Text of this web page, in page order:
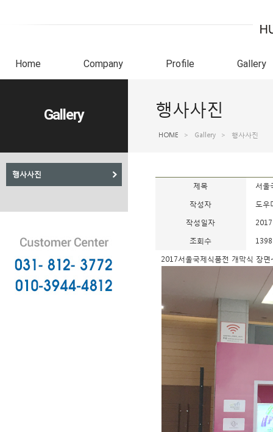
Home Company Profile Gallery
Gallery
행사사진
행사사진
HOME > Gallery > 행사사진
제목 서울
작성자 도우
작성일자
조회수 1398
2017서울국제식품전 개막식 장면